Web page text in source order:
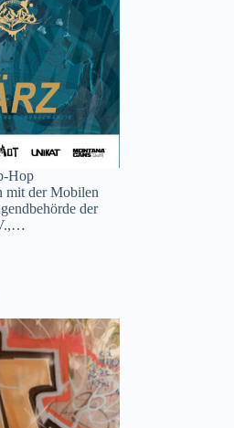
Hop
mit der Mobilen
der